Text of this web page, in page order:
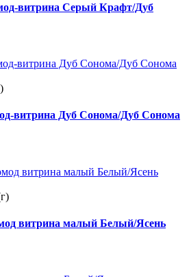
витрина Серый Крафт/Дуб
витрина Дуб Сонома/Дуб Сонома
витрина малый Белый/Ясень